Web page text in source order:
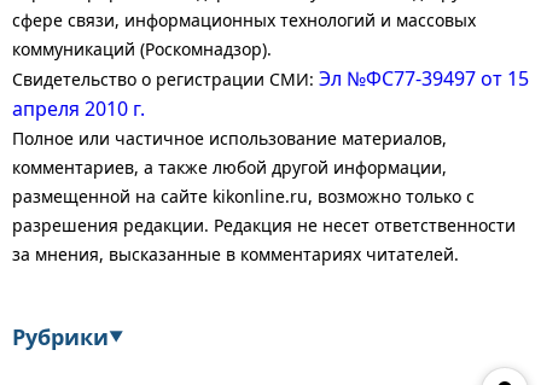
сфере связи, информационных технологий и массовых
коммуникаций (Роскомнадзор).
Свидетельство о регистрации СМИ: Эл №ФС77-39497 от 15
апреля 2010 г.
Полное или частичное использование материалов,
комментариев, а также любой другой информации,
размещенной на сайте kikonline.ru, возможно только с
разрешения редакции. Редакция не несет ответственности
за мнения, высказанные в комментариях читателей.
Рубрики▼